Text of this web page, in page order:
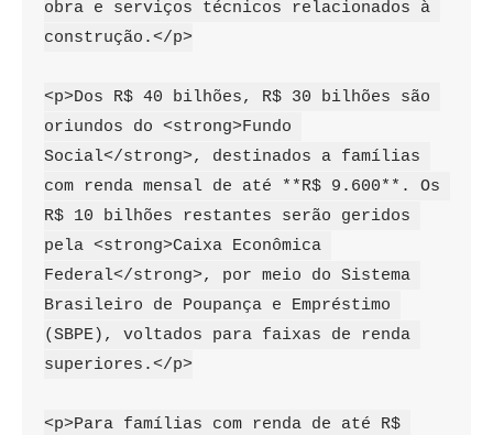
obra e serviços técnicos relacionados à
construção.</p>
<p>Dos R$ 40 bilhões, R$ 30 bilhões são
oriundos do <strong>Fundo
Social</strong>, destinados a famílias
com renda mensal de até **R$ 9.600**. Os
R$ 10 bilhões restantes serão geridos
pela <strong>Caixa Econômica
Federal</strong>, por meio do Sistema
Brasileiro de Poupança e Empréstimo
(SBPE), voltados para faixas de renda
superiores.</p>
<p>Para famílias com renda de até R$